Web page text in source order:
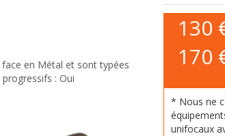
en Métal et sont typées
: Oui
130
170
* Nous ne
unifocaux